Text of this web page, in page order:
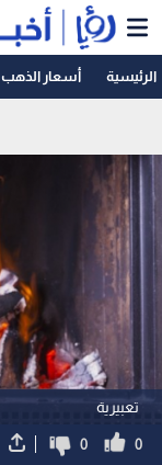
الرئيسية أسعار الذهب
تعبيرية
0
0